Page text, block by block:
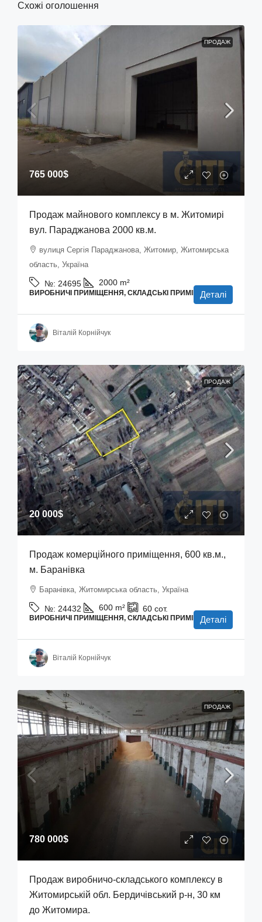
Схожі оголошення
ПРОДАЖ
765 000$
Продаж майнового комплексу в м. Житомирі
вул. Параджанова 2000 кв.м.
вулиця Сергія Параджанова, Житомир, Житомирська
область, Україна
№: 24695 2000 m²
ВИРОБНИЧІ ПРИМІЩЕННЯ, СКЛАДСЬКІ ПРИМІЩЕННЯ
Деталі
Віталій Корнійчук
ПРОДАЖ
20 000$
Продаж комерційного приміщення, 600 кв.м.,
м. Баранівка
Баранівка, Житомирська область, Україна
№: 24432 600 m² 60 сот.
ВИРОБНИЧІ ПРИМІЩЕННЯ, СКЛАДСЬКІ ПРИМІЩЕННЯ
Деталі
Віталій Корнійчук
ПРОДАЖ
780 000$
Продаж виробничо-складського комплексу в
Житомирській обл. Бердичівський р-н, 30 км
до Житомира.